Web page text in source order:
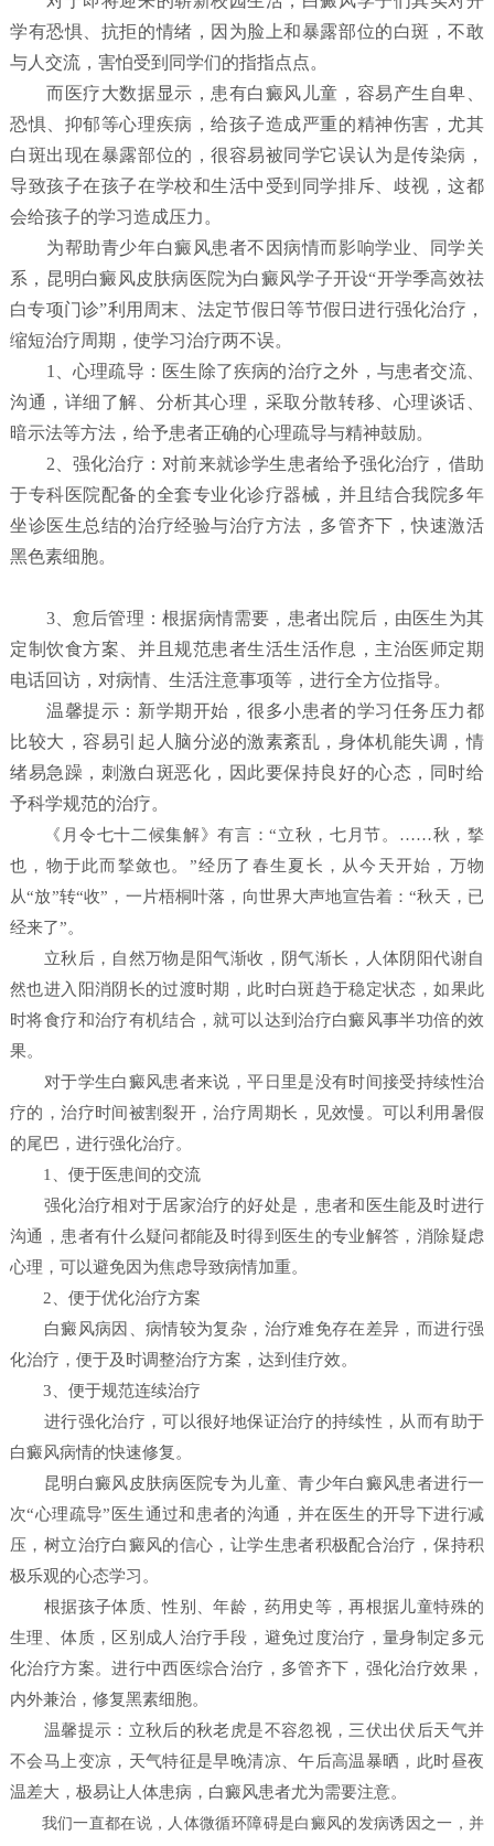
学有恐惧、抗拒的情绪，因为脸上和暴露部位的白斑，不敢
与人交流，害怕受到同学们的指指点点。
而医疗大数据显示，患有白癜风儿童，容易产生自卑、
恐惧、抑郁等心理疾病，给孩子造成严重的精神伤害，尤其
白斑出现在暴露部位的，很容易被同学它误认为是传染病，
导致孩子在孩子在学校和生活中受到同学排斥、歧视，这都
会给孩子的学习造成压力。
为帮助青少年白癜风患者不因病情而影响学业、同学关
系，昆明白癜风皮肤病医院为白癜风学子开设“开学季高效祛
白专项门诊”利用周末、法定节假日等节假日进行强化治疗，
缩短治疗周期，使学习治疗两不误。
1、心理疏导：医生除了疾病的治疗之外，与患者交流、
沟通，详细了解、分析其心理，采取分散转移、心理谈话、
暗示法等方法，给予患者正确的心理疏导与精神鼓励。
2、强化治疗：对前来就诊学生患者给予强化治疗，借助
于专科医院配备的全套专业化诊疗器械，并且结合我院多年
坐诊医生总结的治疗经验与治疗方法，多管齐下，快速激活
黑色素细胞。
3、愈后管理：根据病情需要，患者出院后，由医生为其
定制饮食方案、并且规范患者生活生活作息，主治医师定期
电话回访，对病情、生活注意事项等，进行全方位指导。
温馨提示：新学期开始，很多小患者的学习任务压力都
比较大，容易引起人脑分泌的激素紊乱，身体机能失调，情
绪易急躁，刺激白斑恶化，因此要保持良好的心态，同时给
予科学规范的治疗。​
《月令七十二候集解》有言：“立秋，七月节。……秋，揫
也，物于此而揫敛也。”经历了春生夏长，从今天开始，万物
从“放”转“收”，一片梧桐叶落，向世界大声地宣告着：“秋天，已
经来了”。
立秋后，自然万物是阳气渐收，阴气渐长，人体阴阳代谢自
然也进入阳消阴长的过渡时期，此时白斑趋于稳定状态，如果此
时将食疗和治疗有机结合，就可以达到治疗白癜风事半功倍的效
果。
对于学生白癜风患者来说，平日里是没有时间接受持续性治
疗的，治疗时间被割裂开，治疗周期长，见效慢。可以利用暑假
的尾巴，进行强化治疗。
1、便于医患间的交流
强化治疗相对于居家治疗的好处是，患者和医生能及时进行
沟通，患者有什么疑问都能及时得到医生的专业解答，消除疑虑
心理，可以避免因为焦虑导致病情加重。
2、便于优化治疗方案
白癜风病因、病情较为复杂，治疗难免存在差异，而进行强
化治疗，便于及时调整治疗方案，达到佳疗效。
3、便于规范连续治疗
进行强化治疗，可以很好地保证治疗的持续性，从而有助于
白癜风病情的快速修复。
昆明白癜风皮肤病医院专为儿童、青少年白癜风患者进行一
次“心理疏导”医生通过和患者的沟通，并在医生的开导下进行减
压，树立治疗白癜风的信心，让学生患者积极配合治疗，保持积
极乐观的心态学习。
根据孩子体质、性别、年龄，药用史等，再根据儿童特殊的
生理、体质，区别成人治疗手段，避免过度治疗，量身制定多元
化治疗方案。进行中西医综合治疗，多管齐下，强化治疗效果，
内外兼治，修复黑素细胞。
温馨提示：立秋后的秋老虎是不容忽视，三伏出伏后天气并
不会马上变凉，天气特征是早晚清凉、午后高温暴晒，此时昼夜
温差大，极易让人体患病，白癜风患者尤为需要注意。
我们一直都在说，人体微循环障碍是白癜风的发病诱因之一，并